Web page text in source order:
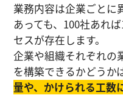
業務内容は企業ごとに
あっても、100社あれ
セスが存在します。
企業や組織それぞれの
を構築できるかどうか
量や、かけられる工数